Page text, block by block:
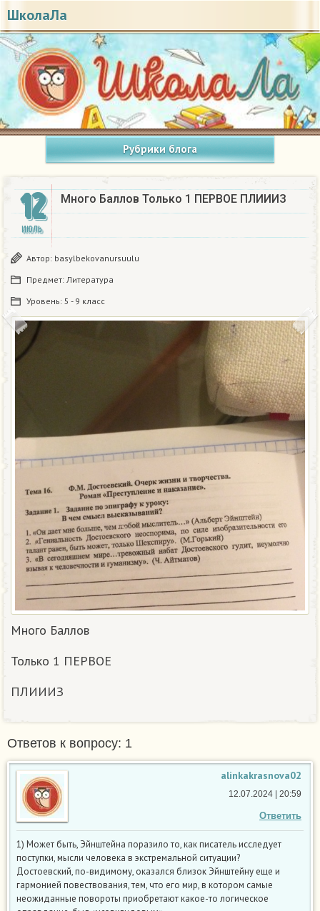
ШколаЛа
Рубрики блога
12
ИЮЛЬ
Много Баллов Только 1 ПЕРВОЕ ПЛИИИЗ
Автор: basylbekovanursuulu
Предмет: Литература
Уровень: 5 - 9 класс
Много Баллов
Только 1 ПЕРВОЕ
ПЛИИИЗ
Ответов к вопросу: 1
alinkakrasnova02
Ответить
12.07.2024 | 20:59
1) Может быть, Эйнштейна поразило то, как писатель исследует
поступки, мысли человека в экстремальной ситуации?
Достоевский, по-видимому, оказался близок Эйнштейну еще и
гармонией повествования, тем, что его мир, в котором самые
неожиданные повороты приобретают какое-то логическое